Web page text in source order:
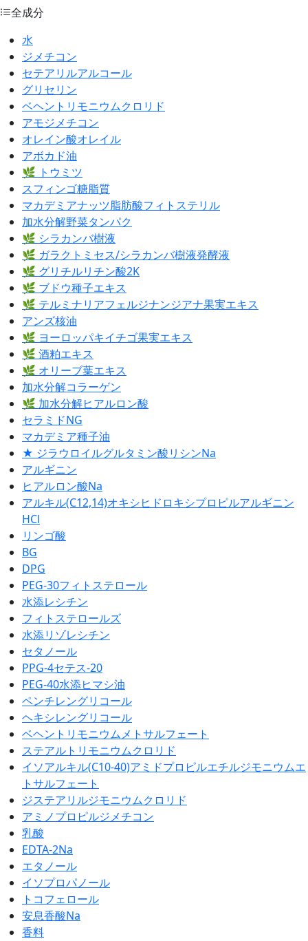
全成分
水
ジメチコン
セテアリルアルコール
グリセリン
ベヘントリモニウムクロリド
アモジメチコン
オレイン酸オレイル
アボカド油
🌿 トウミツ
スフィンゴ糖脂質
マカデミアナッツ脂肪酸フィトステリル
加水分解野菜タンパク
🌿 シラカンバ樹液
🌿 ガラクトミセス/シラカンバ樹液発酵液
🌿 グリチルリチン酸2K
🌿 ブドウ種子エキス
🌿 テルミナリアフェルジナンジアナ果実エキス
アンズ核油
🌿 ヨーロッパキイチゴ果実エキス
🌿 酒粕エキス
🌿 オリーブ葉エキス
加水分解コラーゲン
🌿 加水分解ヒアルロン酸
セラミドNG
マカデミア種子油
★ ジラウロイルグルタミン酸リシンNa
アルギニン
ヒアルロン酸Na
アルキル(C12,14)オキシヒドロキシプロピルアルギニン
HCl
リンゴ酸
BG
DPG
PEG-30フィトステロール
水添レシチン
フィトステロールズ
水添リゾレシチン
セタノール
PPG-4セテス-20
PEG-40水添ヒマシ油
ペンチレングリコール
ヘキシレングリコール
ベヘントリモニウムメトサルフェート
ステアルトリモニウムクロリド
イソアルキル(C10-40)アミドプロピルエチルジモニウムエ
トサルフェート
ジステアリルジモニウムクロリド
アミノプロピルジメチコン
乳酸
EDTA-2Na
エタノール
イソプロパノール
トコフェロール
安息香酸Na
香料